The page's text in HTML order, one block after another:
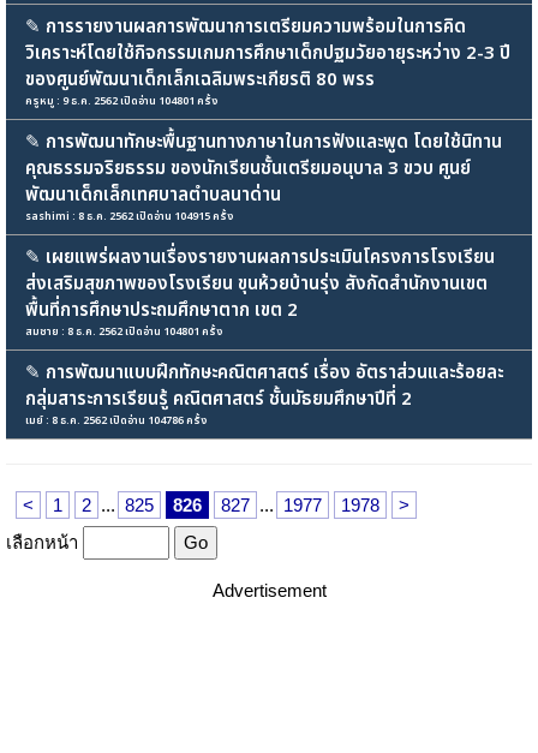
✎ การรายงานผลการพัฒนาการเตรียมความพร้อมในการคิด
วิเคราะห์โดยใช้กิจกรรมเกมการศึกษาเด็กปฐมวัยอายุระหว่าง 2-3 ปี
ของศูนย์พัฒนาเด็กเล็กเฉลิมพระเกียรติ 80 พรร
ครูหมู : 9 ธ.ค. 2562 เปิดอ่าน 104801 ครั้ง
✎ การพัฒนาทักษะพื้นฐานทางภาษาในการฟังและพูด โดยใช้นิทาน
คุณธรรมจริยธรรม ของนักเรียนชั้นเตรียมอนุบาล 3 ขวบ ศูนย์
พัฒนาเด็กเล็กเทศบาลตำบลนาด่าน
sashimi : 8 ธ.ค. 2562 เปิดอ่าน 104915 ครั้ง
✎ เผยแพร่ผลงานเรื่องรายงานผลการประเมินโครงการโรงเรียน
ส่งเสริมสุขภาพของโรงเรียน ขุนห้วยบ้านรุ่ง สังกัดสำนักงานเขต
พื้นที่การศึกษาประถมศึกษาตาก เขต 2
สมชาย : 8 ธ.ค. 2562 เปิดอ่าน 104801 ครั้ง
✎ การพัฒนาแบบฝึกทักษะคณิตศาสตร์ เรื่อง อัตราส่วนและร้อยละ
กลุ่มสาระการเรียนรู้ คณิตศาสตร์ ชั้นมัธยมศึกษาปีที่ 2
เมย์ : 8 ธ.ค. 2562 เปิดอ่าน 104786 ครั้ง
< 1 2 ... 825 826 827 ... 1977 1978
>
เลือกหน้า
Advertisement